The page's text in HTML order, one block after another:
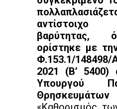
αντίστοιχο
βαρύτητας,
ορίστηκε με
Φ.153.1/148498/
2021 (B’ 5400)
Υπουργού